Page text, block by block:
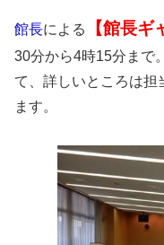
館長による 【館長ギ
30分から4時15分まで
て、詳しいところは担
ます。